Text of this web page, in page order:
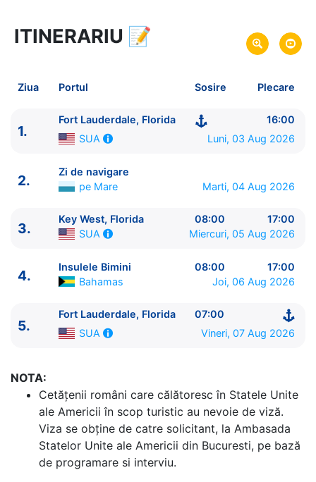
5 zile vacanta de croaziera in
link oferta
Plecare pe 03 Aug 2026
din Fort Lauderdale,
Sosire pe 07 Aug 2026 in Fort Lauderdale, Florida,
SUA
Celebrity Cruises
Celebrity Reflection
Ziua | Portul | Sosire - Plecare
----------------------------------------
Fort Lauderdale, Florida SUA ⚓ - 16:00
Zi de navigare pe Mare 0:00 - 0:00
Key West, Florida SUA 08:00 - 17:00
Insulele Bimini Bahamas 08:00 - 17:00
Fort Lauderdale, Florida
ITINERARIU 📝
Ziua Portul Sosire Plecare
1.
Fort Lauderdale, Florida
16:00
SUA
Luni, 03 Aug 2026
2.
Zi de navigare
pe Mare
Marti, 04 Aug 2026
3.
Key West, Florida 08:00
17:00
SUA
Miercuri, 05 Aug 2026
4.
Insulele Bimini 08:00
17:00
Bahamas
Joi, 06 Aug 2026
5.
Fort Lauderdale, Florida
07:00
SUA
Vineri, 07 Aug 2026
NOTA:
Cetăţenii români care călătoresc în Statele Unite
ale Americii în scop turistic au nevoie de viză.
Viza se obține de catre solicitant, la Ambasada
Statelor Unite ale Americii din Bucuresti, pe bază
de programare si interviu.